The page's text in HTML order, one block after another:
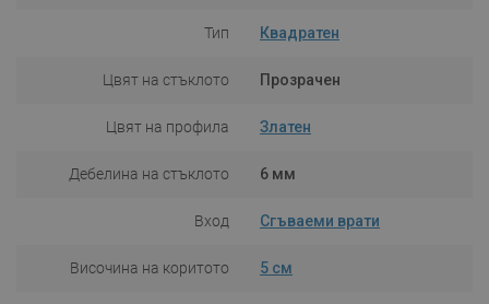
Тип Квадратен
Цвят на стъклото Прозрачен
Цвят на профила Златен
Дебелина на стъклото 6 мм
Вход Сгъваеми врати
Височина на коритото 5 см